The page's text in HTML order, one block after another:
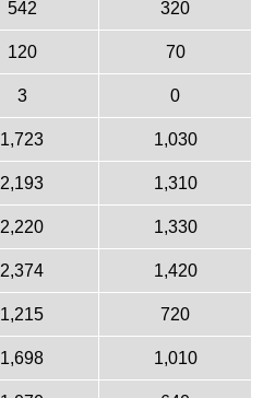
542 320
120 70
3 0
1,723 1,030
2,193 1,310
2,220 1,330
2,374 1,420
1,215 720
1,698 1,010